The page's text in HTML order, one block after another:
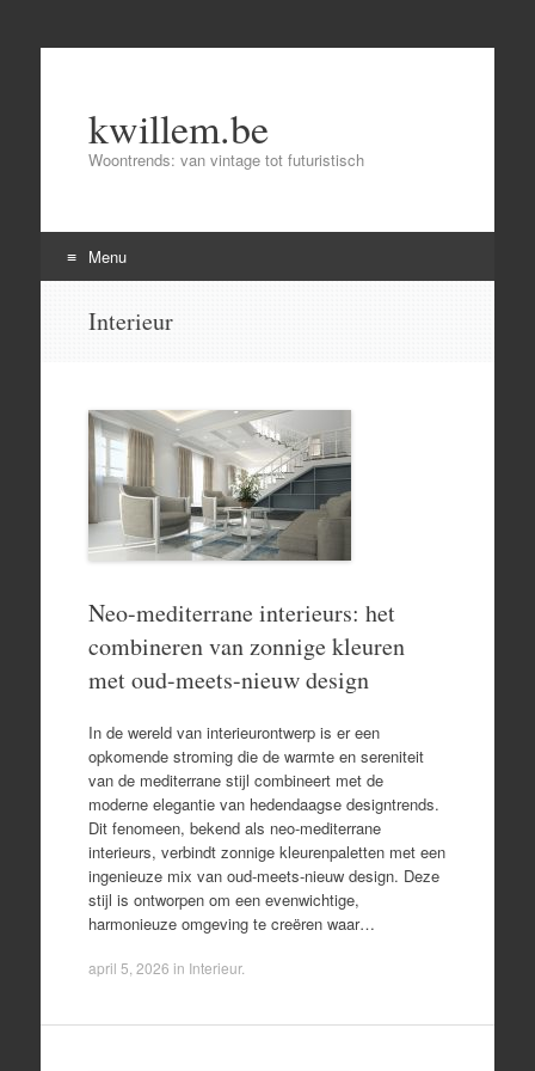
kwillem.be
Woontrends: van vintage tot futuristisch
Menu
Interieur
Neo-mediterrane interieurs: het
combineren van zonnige kleuren
met oud-meets-nieuw design
In de wereld van interieurontwerp is er een
opkomende stroming die de warmte en sereniteit
van de mediterrane stijl combineert met de
moderne elegantie van hedendaagse designtrends.
Dit fenomeen, bekend als neo-mediterrane
interieurs, verbindt zonnige kleurenpaletten met een
ingenieuze mix van oud-meets-nieuw design. Deze
stijl is ontworpen om een evenwichtige,
harmonieuze omgeving te creëren waar…
april 5, 2026 in Interieur.